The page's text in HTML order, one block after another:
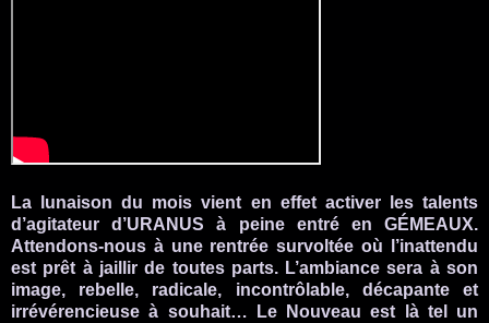
La lunaison du mois vient en effet activer les talents
d’agitateur d’URANUS à peine entré en GÉMEAUX.
Attendons-nous à une rentrée survoltée où l’inattendu
est prêt à jaillir de toutes parts. L’ambiance sera à son
image, rebelle, radicale, incontrôlable, décapante et
irrévérencieuse à souhait… Le Nouveau est là tel un